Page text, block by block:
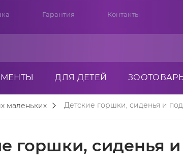
Гарантия Контакты
ДЛЯ ДЕТЕЙ
маленьких Детские горшки, сиденья и
горшки, сиденья